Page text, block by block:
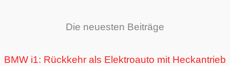
Die neuesten Beiträge
BMW i1: Rückkehr als Elektroauto mit Heckantrieb